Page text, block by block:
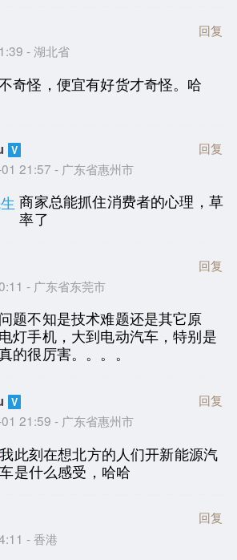
- 湖北省
回复
奇怪，便宜有好货才奇怪。哈
21:57 - 广东省惠州市
回复
商家总能抓住消费者的心理，草
率了
- 广东省东莞市
回复
题不知是技术难题还是其它原
灯手机，大到电动汽车，特别是
的很厉害。。。。
21:59 - 广东省惠州市
回复
我此刻在想北方的人们开新能源汽
车是什么感受，哈哈
- 香港
回复